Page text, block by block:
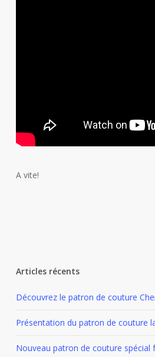
A vite!
Articles récents
Découvrez le patron de couture
Présentation du patron de couture
Nouveau patron de couture spécial